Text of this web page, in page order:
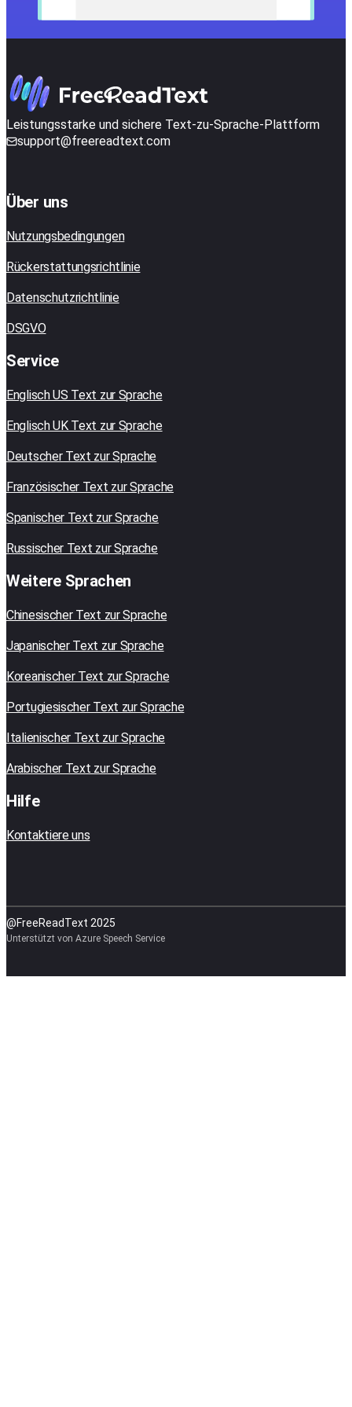
Leistungsstarke und sichere Text-zu-Sprache-Plattform
support@freereadtext.com
Über uns
Nutzungsbedingungen
Rückerstattungsrichtlinie
Datenschutzrichtlinie
DSGVO
Service
Englisch US Text zur Sprache
Englisch UK Text zur Sprache
Deutscher Text zur Sprache
Französischer Text zur Sprache
Spanischer Text zur Sprache
Russischer Text zur Sprache
Weitere Sprachen
Chinesischer Text zur Sprache
Japanischer Text zur Sprache
Koreanischer Text zur Sprache
Portugiesischer Text zur Sprache
Italienischer Text zur Sprache
Arabischer Text zur Sprache
Hilfe
Kontaktiere uns
@FreeReadText 2025
Unterstützt von Azure Speech Service